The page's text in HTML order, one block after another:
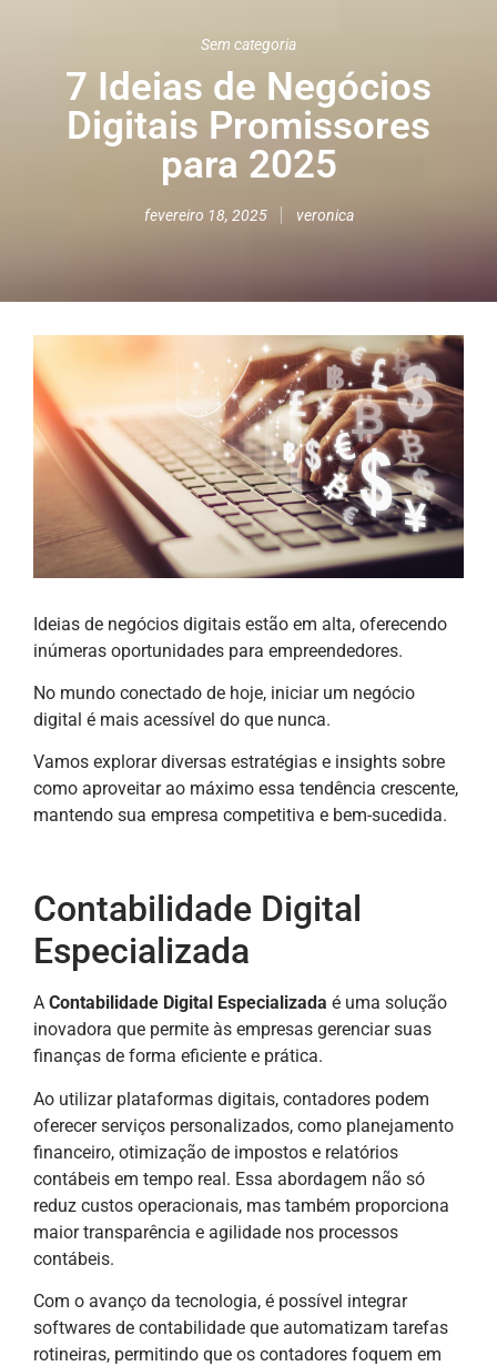
Sem categoria
7 Ideias de Negócios
Digitais Promissores
para 2025
fevereiro 18, 2025 veronica
Ideias de negócios digitais estão em alta, oferecendo
inúmeras oportunidades para empreendedores.
No mundo conectado de hoje, iniciar um negócio
digital é mais acessível do que nunca.
Vamos explorar diversas estratégias e insights sobre
como aproveitar ao máximo essa tendência crescente,
mantendo sua empresa competitiva e bem-sucedida.
Contabilidade Digital
Especializada
A Contabilidade Digital Especializada é uma solução
inovadora que permite às empresas gerenciar suas
finanças de forma eficiente e prática.
Ao utilizar plataformas digitais, contadores podem
oferecer serviços personalizados, como planejamento
financeiro, otimização de impostos e relatórios
contábeis em tempo real. Essa abordagem não só
reduz custos operacionais, mas também proporciona
maior transparência e agilidade nos processos
contábeis.
Com o avanço da tecnologia, é possível integrar
softwares de contabilidade que automatizam tarefas
rotineiras, permitindo que os contadores foquem em